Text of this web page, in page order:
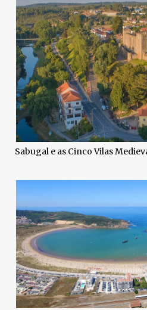
Sabugal e as Cinco Vilas